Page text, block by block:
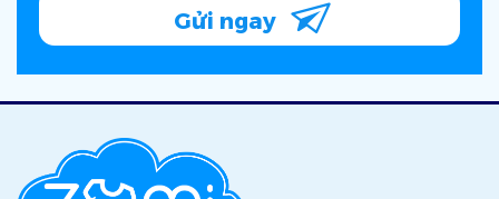
Gửi ngay